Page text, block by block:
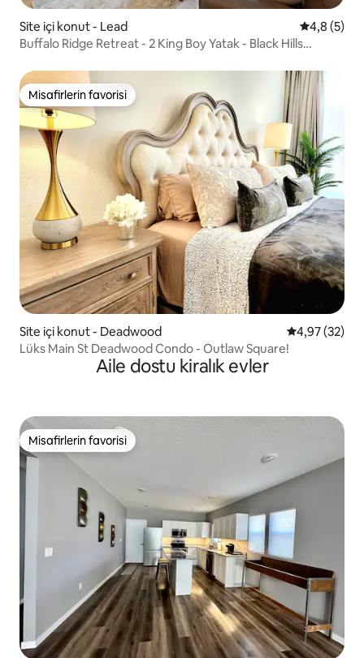
Site içi konut - Lead 54,8 (5)
Buffalo Ridge Retreat - 2 King Boy Yatak - Black Hills
Misafirlerin favorisi
Misafirlerin favorisi
Site içi konut - Deadwood 5 üzerinden
4,97 (32)
Lüks Main St Deadwood Condo - Outlaw Square!
Aile dostu kiralık evler
Misafirlerin favorisi
Misafirlerin favorisi